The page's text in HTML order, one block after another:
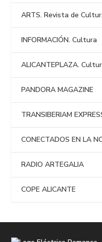
ARTS. Revista de
INFORMACIÓN. Cultura
ALICANTEPLAZA.
PANDORA MAGAZINE
TRANSIBERIAM
CONECTADOS EN LA
RADIO ARTEGALIA
COPE ALICANTE